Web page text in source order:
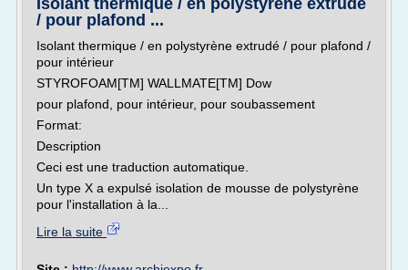
Isolant thermique / en polystyrène extrudé
/ pour plafond ...
Isolant thermique / en polystyrène extrudé / pour plafond /
pour intérieur
STYROFOAM[TM] WALLMATE[TM] Dow
pour plafond, pour intérieur, pour soubassement
Format:
Description
Ceci est une traduction automatique.
Un type X a expulsé isolation de mousse de polystyrène
pour l'installation à la...
Lire la suite